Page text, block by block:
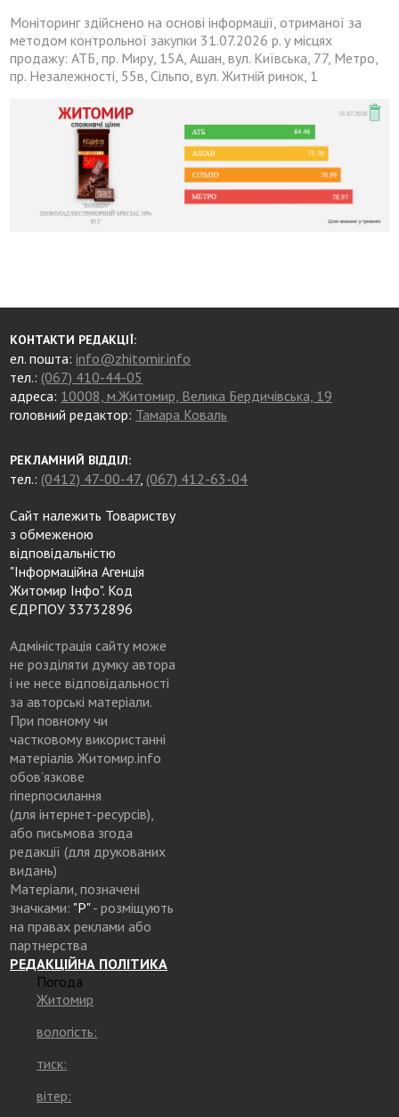
Моніторинг здійснено на основі інформації, отриманої за
методом контрольної закупки 31.07.2026 р. у місцях
продажу: АТБ, пр. Миру, 15А, Ашан, вул. Київська, 77, Метро,
пр. Незалежності, 55в, Сільпо, вул. Житній ринок, 1
КОНТАКТИ РЕДАКЦІЇ:
ел. пошта:info@zhitomir.info
тел.: (067) 410-44-05
адреса: 10008, м.Житомир, Велика Бердичівська, 19
головний редактор: Тамара Коваль
РЕКЛАМНИЙ ВІДДІЛ:
тел.: (0412) 47-00-47, (067) 412-63-04
Сайт належить Товариству
з обмеженою
відповідальністю
"Інформаційна Агенція
Житомир Інфо". Код
ЄДРПОУ 33732896
Адміністрація сайту може
не розділяти думку автора
і не несе відповідальності
за авторські матеріали.
При повному чи
частковому використанні
матеріалів Житомир.info
обов’язкове
гіперпосилання
(для інтернет-ресурсів),
або письмова згода
редакції (для друкованих
видань)
Матеріали, позначені
значками: "Р"- розміщують
на правах реклами або
партнерства
РЕДАКЦІЙНА ПОЛІТИКА
Погода
Житомир
вологість:
тиск:
вітер: